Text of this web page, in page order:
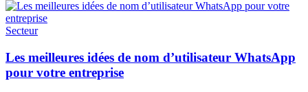
Secteur
Les meilleures idées de nom d’utilisateur WhatsApp
pour votre entreprise